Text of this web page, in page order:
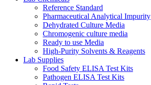
Reference Standard
Pharmaceutical Analytical Impurity
Dehydrated Culture Media
Chromogenic culture media
Ready to use Media
High-Purity Solvents & Reagents
Lab Supplies
Food Safety ELISA Test Kits
Pathogen ELISA Test Kits